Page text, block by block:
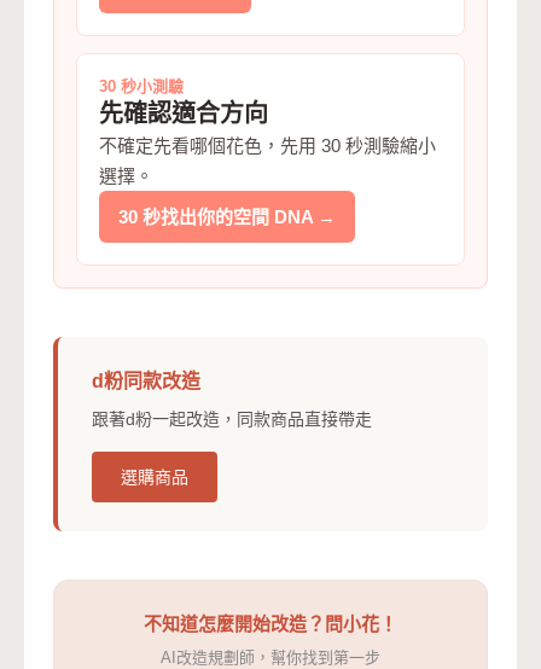
30 秒小測驗
先確認適合方向
不確定先看哪個花色，先用 30 秒測驗縮小
選擇。
30 秒找出你的空間 DNA →
d粉同款改造
跟著d粉一起改造，同款商品直接帶走
選購商品
不知道怎麼開始改造？問小花！
AI改造規劃師，幫你找到第一步